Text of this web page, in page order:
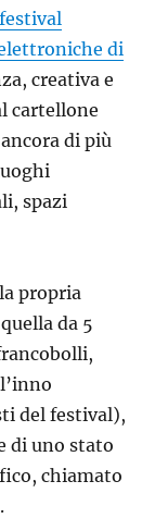
di
creativa e
cartellone
di più
spazi
propria
da 5
del festival),
di uno stato
chiamato